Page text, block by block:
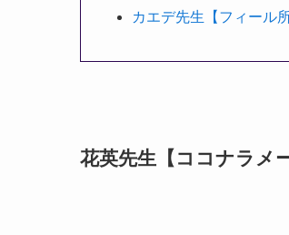
カエデ先生【フィール所
花英先生【ココナラメ